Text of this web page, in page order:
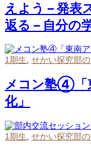
えよう – 発表
返る – 自分の
1期生, せかい探究部
メコン塾④「
化」
1期生 せかい探究部